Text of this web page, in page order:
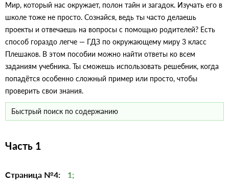
Мир, который нас окружает, полон тайн и загадок. Изучать его в
школе тоже не просто. Сознайся, ведь ты часто делаешь
проекты и отвечаешь на вопросы с помощью родителей? Есть
способ гораздо легче — ГДЗ по окружающему миру 3 класс
Плешаков. В этом пособии можно найти ответы ко всем
заданиям учебника. Ты сможешь использовать решебник, когда
попадётся особенно сложный пример или просто, чтобы
проверить свои знания.
Часть 1
Страница №4:
1;